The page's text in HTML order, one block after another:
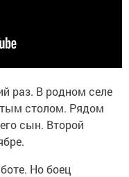
раз. В родном селе
столом. Рядом
сын. Второй
Но боец